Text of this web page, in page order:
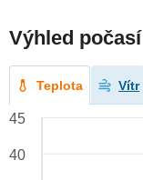
Výhled počasí
Teplota Vítr
45
40